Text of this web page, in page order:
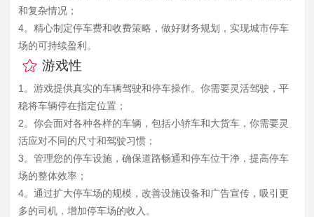
和复杂情况；
4。精心制定停车费和收费策略，做好财务规划，实现城市停车
场的可持续盈利。
游戏性
1。游戏提供真实的车辆驾驶和停车操作。你需要灵活驾驶，平
稳将车辆停在指定位置；
2。你会面对各种各样的车辆，包括小轿车和大货车，你需要灵
活应对不同的尺寸和驾驶习惯；
3。管理您的停车设施，确保道路畅通和停车位干净，提高停车
场的整体效率；
4。通过扩大停车场的规模，改善设施设备和广告宣传，吸引更
多的司机，增加停车场的收入。